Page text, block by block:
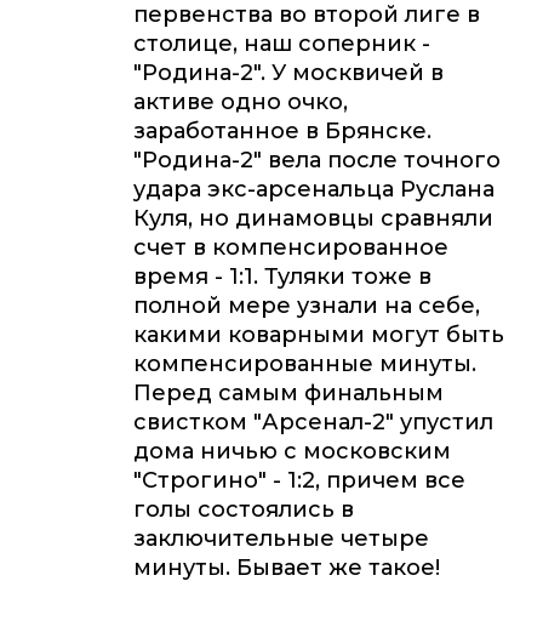
первенства во второй лиге в
столице, наш соперник -
"Родина-2". У москвичей в
активе одно очко,
заработанное в Брянске.
"Родина-2" вела после точного
удара экс-арсенальца Руслана
Куля, но динамовцы сравняли
счет в компенсированное
время - 1:1. Туляки тоже в
полной мере узнали на себе,
какими коварными могут быть
компенсированные минуты.
Перед самым финальным
свистком "Арсенал-2" упустил
дома ничью с московским
"Строгино" - 1:2, причем все
голы состоялись в
заключительные четыре
минуты. Бывает же такое!